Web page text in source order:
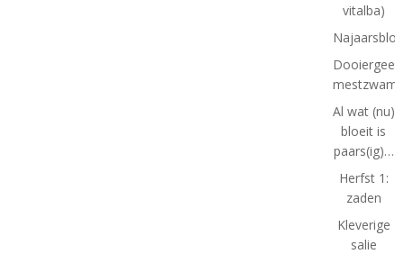
vitalba)
Dooiergeel
Al wat (nu)
bloeit is
paars(ig)…
Herfst 1:
zaden
Kleverige
salie